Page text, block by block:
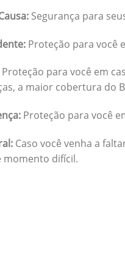
Segurança para
Proteção para você
Proteção para você em
a maior cobertura do
Proteção para você
Caso você venha a
momento difícil.